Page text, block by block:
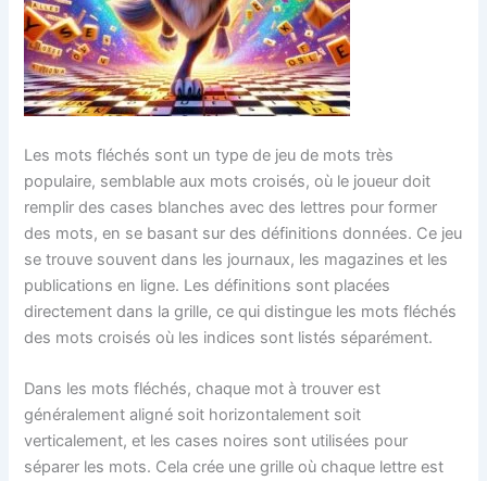
Les mots fléchés sont un type de jeu de mots très
populaire, semblable aux mots croisés, où le joueur doit
remplir des cases blanches avec des lettres pour former
des mots, en se basant sur des définitions données. Ce jeu
se trouve souvent dans les journaux, les magazines et les
publications en ligne. Les définitions sont placées
directement dans la grille, ce qui distingue les mots fléchés
des mots croisés où les indices sont listés séparément.
Dans les mots fléchés, chaque mot à trouver est
généralement aligné soit horizontalement soit
verticalement, et les cases noires sont utilisées pour
séparer les mots. Cela crée une grille où chaque lettre est